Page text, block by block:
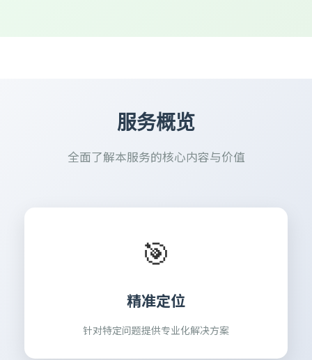
服务概览
全面了解本服务的核心内容与价值
🎯
精准定位
针对特定问题提供专业化解决方案